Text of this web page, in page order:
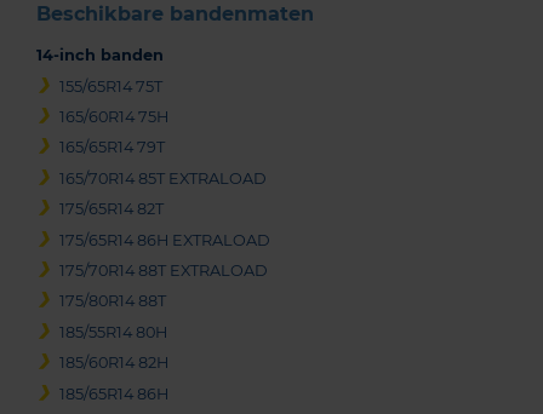
Beschikbare bandenmaten
14-inch banden
155/65R14 75T
165/60R14 75H
165/65R14 79T
165/70R14 85T EXTRALOAD
175/65R14 82T
175/65R14 86H EXTRALOAD
175/70R14 88T EXTRALOAD
175/80R14 88T
185/55R14 80H
185/60R14 82H
185/65R14 86H